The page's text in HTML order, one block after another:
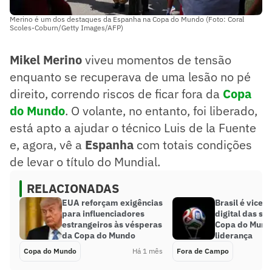
Merino é um dos destaques da Espanha na Copa do Mundo (Foto: Coral
Scoles-Coburn/Getty Images/AFP)
Mikel Merinoviveu momentos de tensão
enquanto se recuperava de uma lesão no pé
direito, correndo riscos de ficar fora da Copa
do Mundo. O volante, no entanto, foi liberado,
está apto a ajudar o técnico Luis de la Fuente
e, agora, vê a Espanha com totais condições
de levar o título do Mundial.
RELACIONADAS
EUA reforçam exigências
para influenciadores
estrangeiros às vésperas
da Copa do Mundo
Copa do Mundo Há 1 mês
Brasil é vice
digital das
Copa do
liderança
Fora de Campo